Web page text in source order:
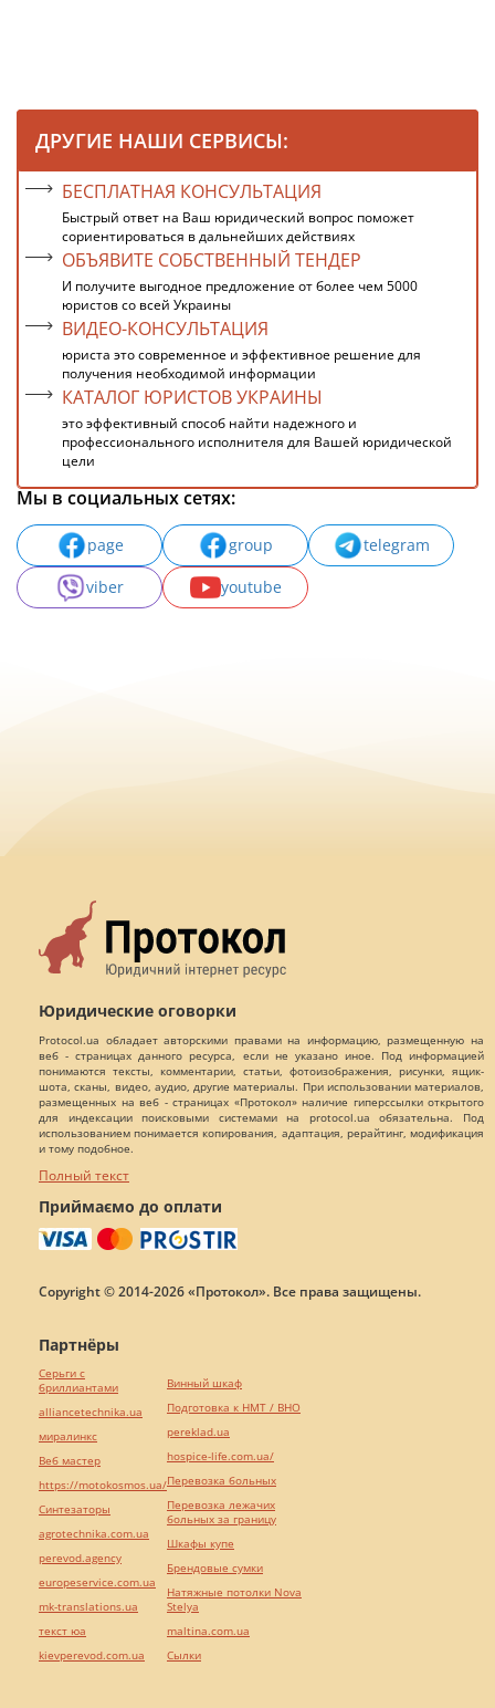
ДРУГИЕ НАШИ СЕРВИСЫ:
БЕСПЛАТНАЯ КОНСУЛЬТАЦИЯ
Быстрый ответ на Ваш юридический вопрос поможет
сориентироваться в дальнейших действиях
ОБЪЯВИТЕ СОБСТВЕННЫЙ ТЕНДЕР
И получите выгодное предложение от более чем 5000
юристов со всей Украины
ВИДЕО-КОНСУЛЬТАЦИЯ
юриста это современное и эффективное решение для
получения необходимой информации
КАТАЛОГ ЮРИСТОВ УКРАИНЫ
это эффективный способ найти надежного и
профессионального исполнителя для Вашей юридической
цели
Мы в социальных сетях:
page group
telegram
viber
youtube
Юридические оговорки
Protocol.ua обладает авторскими правами на информацию, размещенную на
веб - страницах данного ресурса, если не указано иное. Под информацией
понимаются тексты, комментарии, статьи, фотоизображения, рисунки, ящик-
шота, сканы, видео, аудио, другие материалы. При использовании материалов,
размещенных на веб - страницах «Протокол» наличие гиперссылки открытого
для индексации поисковыми системами на protocol.ua обязательна. Под
использованием понимается копирования, адаптация, рерайтинг, модификация
и тому подобное.
Полный текст
Приймаємо до оплати
Copyright © 2014-2026 «Протокол». Все права защищены.
Партнёры
Серьги с
бриллиантами
alliancetechnika.ua
миралинкс
Веб мастер
https://motokosmos.ua/
Синтезаторы
agrotechnika.com.ua
perevod.agency
europeservice.com.ua
mk-translations.ua
текст юа
kievperevod.com.ua
Винный шкаф
Подготовка к НМТ / ВНО
pereklad.ua
hospice-life.com.ua/
Перевозка больных
Перевозка лежачих
больных за границу
Шкафы купе
Брендовые сумки
Натяжные потолки Nova
Stelya
maltina.com.ua
Cылки